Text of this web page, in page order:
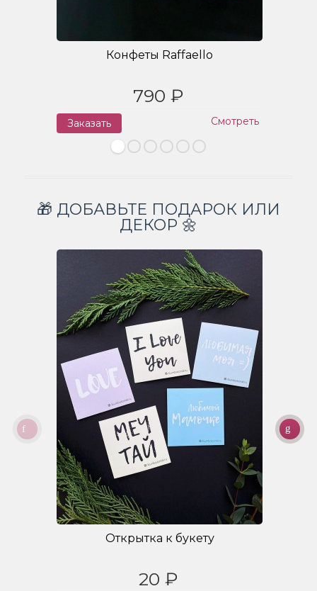
Конфеты Raffaello
790 ₽
Заказать Смотреть
🎁 ДОБАВЬТЕ ПОДАРОК ИЛИ
ДЕКОР 🌼
Открытка к букету
20 ₽